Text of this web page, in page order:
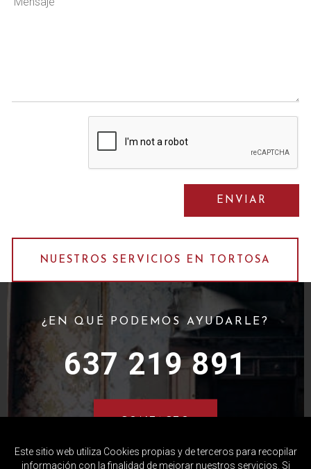
NUESTROS SERVICIOS EN TORTOSA
¿EN QUÉ PODEMOS AYUDARLE?
637 219 891
Este sitio web utiliza Cookies propias y de terceros para recopilar
información con la finalidad de mejorar nuestros servicios. Si